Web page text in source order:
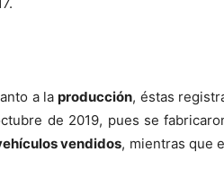
a laproducción, éstas
de 2019, pues se
vendidos, mientras que